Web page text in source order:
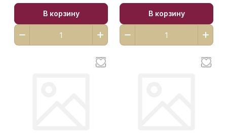
В корзину В корзину